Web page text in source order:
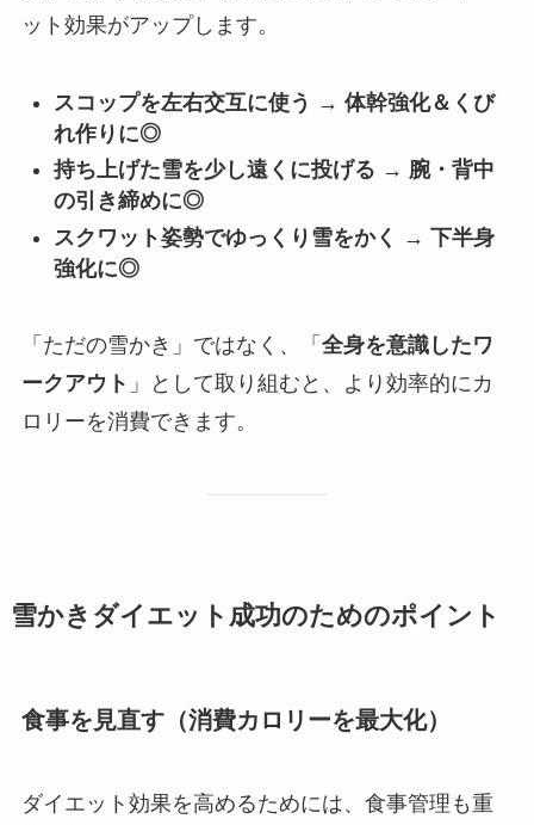
ット効果がアップします。
スコップを左右交互に使う → 体幹強化＆くび
れ作りに◎
持ち上げた雪を少し遠くに投げる → 腕・背中
の引き締めに◎
スクワット姿勢でゆっくり雪をかく → 下半身
強化に◎
「ただの雪かき」ではなく、「 全身を意識したワ
ークアウト 」として取り組むと、より効率的にカ
ロリーを消費できます。
雪かきダイエット成功のためのポイント
食事を見直す（消費カロリーを最大化）
ダイエット効果を高めるためには、食事管理も重